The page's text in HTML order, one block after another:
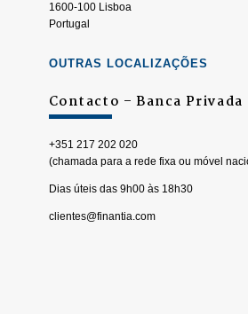
1600-100 Lisboa
Portugal
OUTRAS LOCALIZAÇÕES
Contacto – Banca Privada
+351 217 202 020
(chamada para a rede fixa ou móvel
Dias úteis das 9h00 às 18h30
clientes@finantia.com